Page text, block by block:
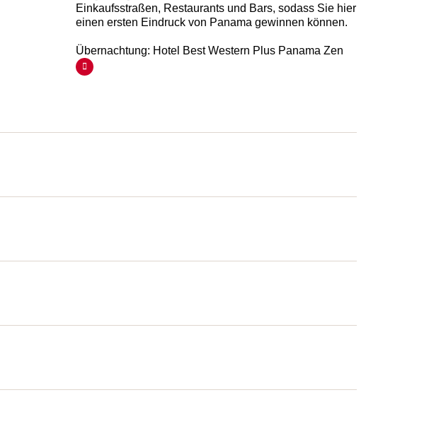
Einkaufsstraßen, Restaurants und Bars, sodass Sie hier
einen ersten Eindruck von Panama gewinnen können.
Übernachtung: Hotel Best Western Plus Panama Zen